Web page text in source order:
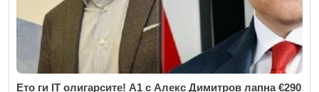
Ето ги IT олигарсите! А1 с Алекс Димитров лапна €290